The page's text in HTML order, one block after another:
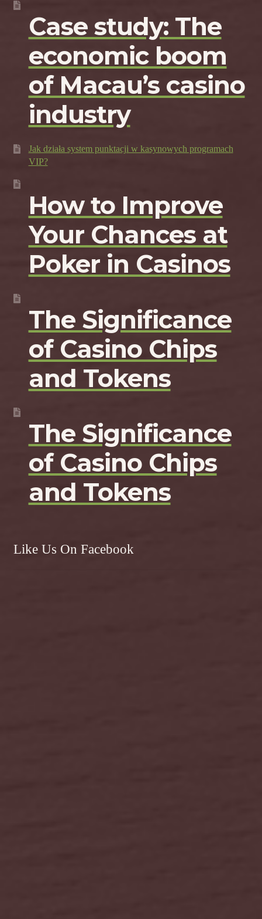
Case study: The
economic boom
of Macau’s casino
industry
Jak działa system punktacji w kasynowych programach
VIP?
How to Improve
Your Chances at
Poker in Casinos
The Significance
of Casino Chips
and Tokens
The Significance
of Casino Chips
and Tokens
Like Us On Facebook